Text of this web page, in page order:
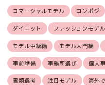
コマーシャルモデル コンポジ
ダイエット ファッションモデル
モデル中級編 モデル入門編
事前準備 事務所選び 個人
書類選考 注目モデル 海外